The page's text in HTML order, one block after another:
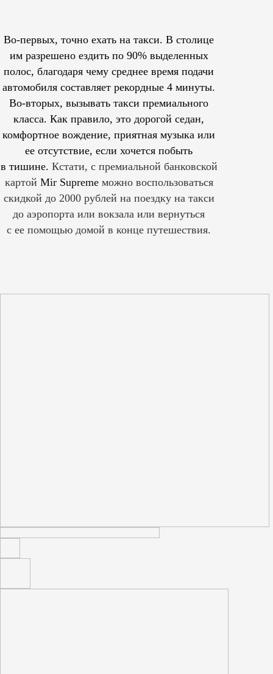
Во-первых, точно ехать на такси. В столице
им разрешеноездить по 90% выделенных
полос, благодаря чему среднее время подачи
автомобиля составляет рекордные 4 минуты.
Во-вторых, вызывать такси премиального
класса. Как правило, это дорогой седан,
комфортное вождение, приятная музыка или
ее отсутствие, если хочется побыть
в тишине. Кстати, с премиальной банковской
картой Mir Supreme можно воспользоваться
скидкой до 2000 рублей на поездку на такси
до аэропорта или вокзала или вернуться
с ее помощью домой в конце путешествия.